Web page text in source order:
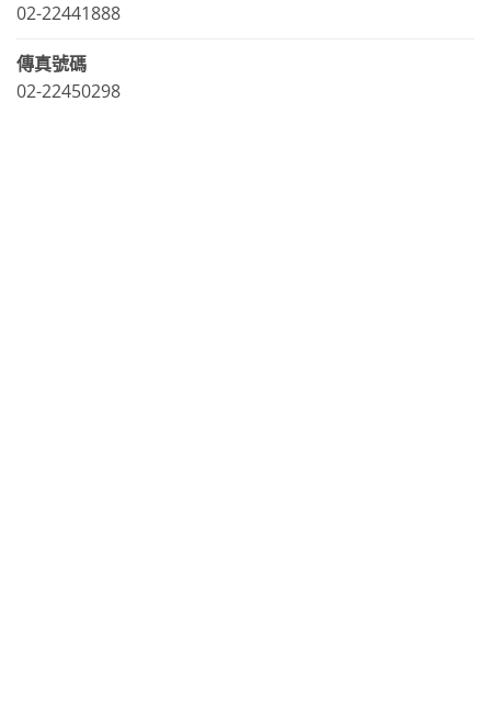
02-22441888
傳真號碼
02-22450298